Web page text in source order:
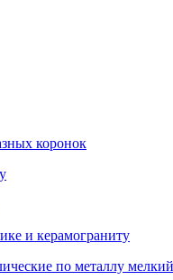
коронок
и керамограниту
по металлу